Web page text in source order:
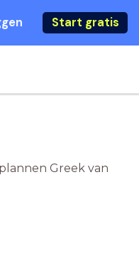
Start gratis
Greek van